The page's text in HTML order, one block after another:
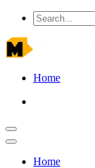
Home
Home